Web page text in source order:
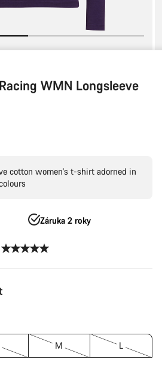
WMN Longsleeve
cotton women's t-shirt adorned in
Záruka 2 roky
M L